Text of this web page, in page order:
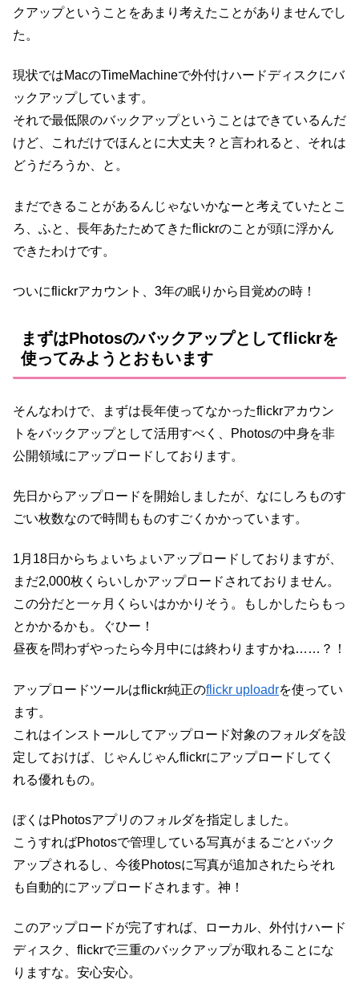
クアップということをあまり考えたことがありませんでし
た。
現状ではMacのTimeMachineで外付けハードディスクにバ
ックアップしています。
それで最低限のバックアップということはできているんだ
けど、これだけでほんとに大丈夫？と言われると、それは
どうだろうか、と。
まだできることがあるんじゃないかなーと考えていたとこ
ろ、ふと、長年あたためてきたflickrのことが頭に浮かん
できたわけです。
ついにflickrアカウント、3年の眠りから目覚めの時！
まずはPhotosのバックアップとしてflickrを
使ってみようとおもいます
そんなわけで、まずは長年使ってなかったflickrアカウン
トをバックアップとして活用すべく、Photosの中身を非
公開領域にアップロードしております。
先日からアップロードを開始しましたが、なにしろものす
ごい枚数なので時間もものすごくかかっています。
1月18日からちょいちょいアップロードしておりますが、
まだ2,000枚くらいしかアップロードされておりません。
この分だと一ヶ月くらいはかかりそう。もしかしたらもっ
とかかるかも。ぐひー！
昼夜を問わずやったら今月中には終わりますかね……？！
アップロードツールはflickr純正のflickr uploadrを使ってい
ます。
これはインストールしてアップロード対象のフォルダを設
定しておけば、じゃんじゃんflickrにアップロードしてく
れる優れもの。
ぼくはPhotosアプリのフォルダを指定しました。
こうすればPhotosで管理している写真がまるごとバック
アップされるし、今後Photosに写真が追加されたらそれ
も自動的にアップロードされます。神！
このアップロードが完了すれば、ローカル、外付けハード
ディスク、flickrで三重のバックアップが取れることにな
りますな。安心安心。